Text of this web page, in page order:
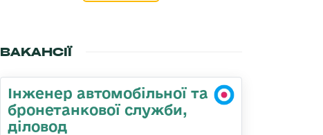
ВАКАНСІЇ
Інженер автомобільної та
бронетанкової служби,
діловод